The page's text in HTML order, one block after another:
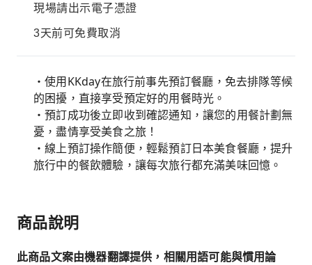
現場請出示電子憑證
3天前可免費取消
・使用KKday在旅行前事先預訂餐廳，免去排隊等候
的困擾，直接享受預定好的用餐時光。
・預訂成功後立即收到確認通知，讓您的用餐計劃無
憂，盡情享受美食之旅！
・線上預訂操作簡便，輕鬆預訂日本美食餐廳，提升
旅行中的餐飲體驗，讓每次旅行都充滿美味回憶。
商品說明
此商品文案由機器翻譯提供，相關用語可能與慣用論